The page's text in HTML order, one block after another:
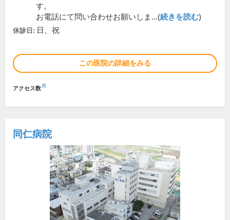
す。
お電話にて問い合わせお願いしま...(続きを読む)
休診日: 日、祝
この医院の詳細をみる
アクセス数※
同仁病院